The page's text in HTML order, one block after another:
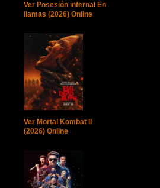
Ver Posesión infernal En
llamas (2026) Online
Ver Mortal Kombat II
(2026) Online